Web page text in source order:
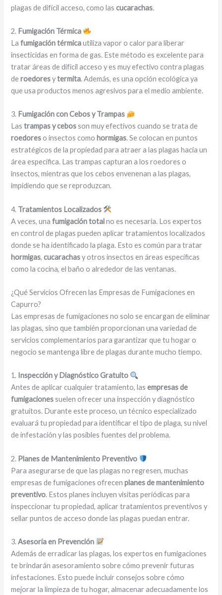
plagas de difícil acceso, como lascucarachas.
2. Fumigación Térmica
Lafumigación térmicautiliza vapor o calor para liberar
insecticidas en forma de gas. Este método es excelente para
tratar áreas de difícil acceso y es muy efectivo contra plagas
deroedoresytermita. Además, es una opción ecológica ya
que usa productos menos agresivos para el medio ambiente.
3. Fumigación con Cebos y Trampas
Lastrampas y cebosson muy efectivos cuando se trata de
roedoreso insectos como hormigas. Se colocan en puntos
estratégicos de la propiedad para atraer a las plagas hacia un
área específica. Las trampas capturan a los roedores o
insectos, mientras que los cebos envenenan a las plagas,
impidiendo que se reproduzcan.
4. Tratamientos Localizados
A veces, unafumigación totalno es necesaria. Los expertos
en control de plagas pueden aplicar tratamientos localizados
donde se ha identificado la plaga. Esto es común para tratar
hormigas,cucarachasy otros insectos en áreas específicas
como la cocina, el baño o alrededor de las ventanas.
¿Qué Servicios Ofrecen las Empresas de Fumigaciones en
Capurro?
Las empresas de fumigaciones no solo se encargan de eliminar
las plagas, sino que también proporcionan una variedad de
servicios complementarios para garantizar que tu hogar o
negocio se mantenga libre de plagas durante mucho tiempo.
1. Inspección y Diagnóstico Gratuito
Antes de aplicar cualquier tratamiento, lasempresas de
fumigacionessuelen ofrecer una inspección y diagnóstico
gratuitos. Durante este proceso, un técnico especializado
evaluará tu propiedad para identificar el tipo de plaga, su nivel
de infestación y las posibles fuentes del problema.
2. Planes de Mantenimiento Preventivo
Para asegurarse de que las plagas no regresen, muchas
empresas de fumigaciones ofrecenplanes de mantenimiento
preventivo. Estos planes incluyen visitas periódicas para
inspeccionar tu propiedad, aplicar tratamientos preventivos y
sellar puntos de acceso donde las plagas puedan entrar.
3.Asesoría en Prevención
Además de erradicar las plagas, los expertos en fumigaciones
te brindarán asesoramiento sobre cómo prevenir futuras
infestaciones. Esto puede incluir consejos sobre cómo
mejorar la limpieza de tu hogar, almacenar adecuadamente los